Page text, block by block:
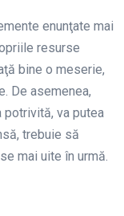
enunţate mai
resurse
bine o meserie,
De asemenea,
va putea
trebuie să
mai uite în urmă.